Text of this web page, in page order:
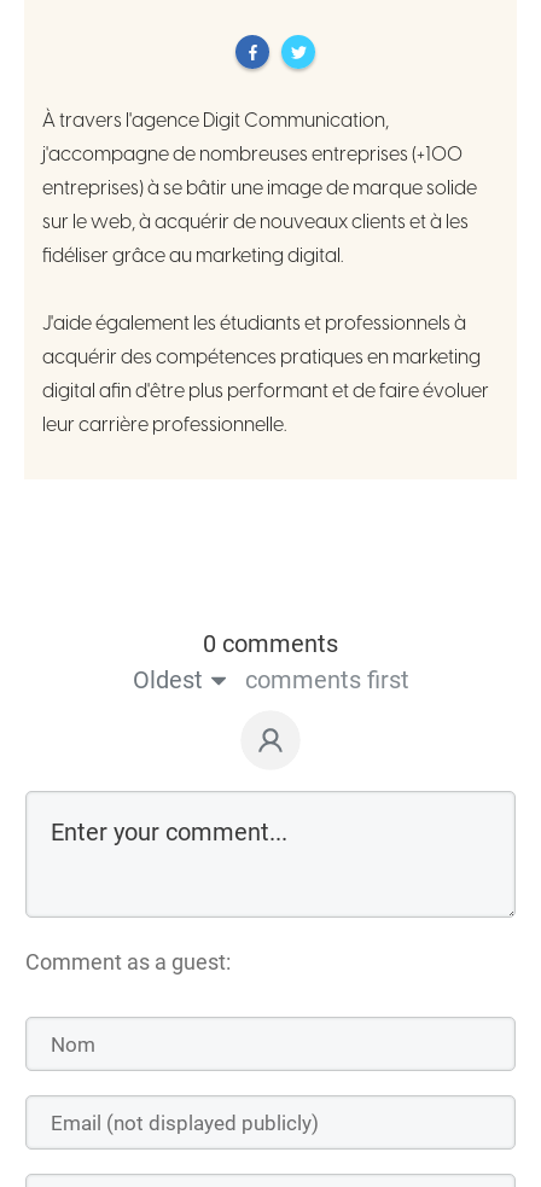
À travers l'agence Digit Communication,
j'accompagne de nombreuses entreprises (+100
entreprises) à se bâtir une image de marque solide
sur le web, à acquérir de nouveaux clients et à les
fidéliser grâce au marketing digital.
J'aide également les étudiants et professionnels à
acquérir des compétences pratiques en marketing
digital afin d'être plus performant et de faire évoluer
leur carrière professionnelle.
0 comments
Oldest
comments first
Comment as a guest: